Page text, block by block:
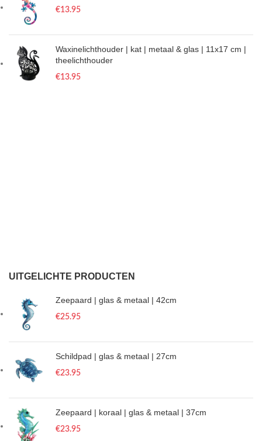
€13.95
Waxinelichthouder | kat | metaal & glas | 11x17 cm |
theelichthouder
€13.95
UITGELICHTE PRODUCTEN
Zeepaard | glas & metaal | 42cm
€25.95
Schildpad | glas & metaal | 27cm
€23.95
Zeepaard | koraal | glas & metaal | 37cm
€23.95